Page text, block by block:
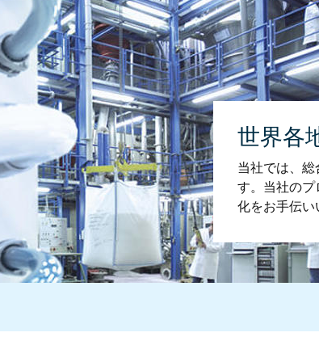
世界各
当社では、
す。当社の
化をお手伝